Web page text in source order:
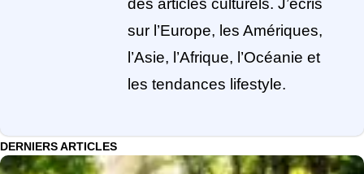
des articles culturels. J’écris
sur l’Europe, les Amériques,
l’Asie, l’Afrique, l’Océanie et
les tendances lifestyle.
DERNIERS ARTICLES